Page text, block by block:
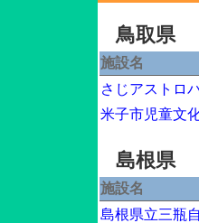
鳥取県
施設名
さじアストロ
米子市児童文
島根県
施設名
島根県立三瓶